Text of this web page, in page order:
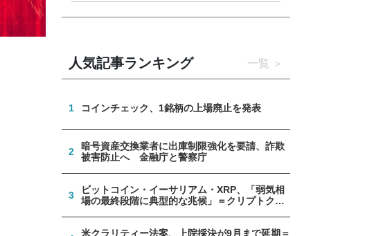
人気記事ランキング 一覧
1 コインチェック、1銘柄の上場廃止を発表
2
暗号資産交換業者に出庫制限強化を要請、詐欺
被害防止へ 金融庁と警察庁
3
ビットコイン・イーサリアム・XRP、「弱気相
場の最終段階に典型的な兆候」＝クリプトクア
米クラリティー法案、上院採決が9月まで延期＝